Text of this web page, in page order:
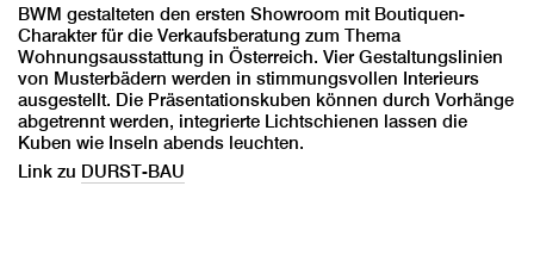
BWM gestalteten den ersten Showroom mit Boutiquen-
Charakter für die Verkaufsberatung zum Thema
Wohnungsausstattung in Österreich. Vier Gestaltungslinien
von Musterbädern werden in stimmungsvollen Interieurs
ausgestellt. Die Präsentationskuben können durch Vorhänge
abgetrennt werden, integrierte Lichtschienen lassen die
Kuben wie Inseln abends leuchten.
Link zu DURST-BAU